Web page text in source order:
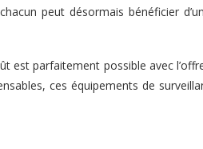
peut désormais bénéficier
est parfaitement possible avec
ces équipements de